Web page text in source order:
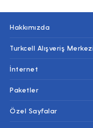
Hakkımızda
Turkcell Alışveriş Merkezi
İnternet
Paketler
Özel Sayfalar